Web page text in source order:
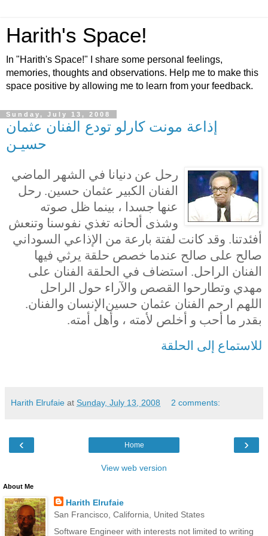
Harith's Space!
In "Harith's Space!" I share some personal feelings,
memories, thoughts and observations. Help me to make this
space positive by allowing me to learn from your feedback.
Sunday, July 13, 2008
إذاعة مونت كارلو تودع الفنان عثمان
حسيـن
رحل عن دنيانا في الشهر الماضي
الفنان الكبير عثمان حسين. رحل
عنها جسدا ، بينما ظل صوته
وشذى ألحانه تغذي نفوسنا وتنعش
أفئدتنا. وقد كانت لفتة بارعة من الإذاعي السوداني
صالح على صالح عندما خصص حلقة يرثي فيها
الفنان الراحل. استضاف في الحلقة الفنان على
مهدي وتطارحوا القصص والآراء حول الراحل
الإنسان والفنان. اللهم ارحم الفنان عثمان حسين
بقدر ما أحب و أخلص لأمته ، وأهل أمته.
للاستماع إلى الحلقة
Harith Elrufaie at Sunday, July 13, 2008 2 comments:
‹ ›
Home
View web version
About Me
Harith Elrufaie
San Francisco, California, United States
Software Engineer with interests not limited to writing